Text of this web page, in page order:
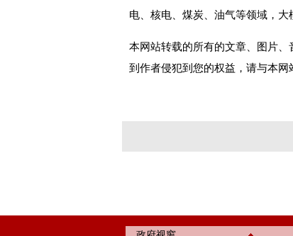
电、核电、煤炭、油气等领域，大
本网站转载的所有的文章、图片
到作者侵犯到您的权益，请与本网